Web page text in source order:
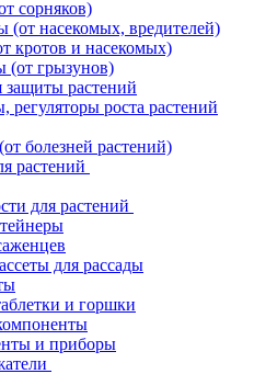
сорняков)
(от насекомых, вредителей)
кротов и насекомых)
(от грызунов)
защиты растений
регуляторы роста растений
болезней растений)
растений
для растений
для рассады
и горшки
и приборы